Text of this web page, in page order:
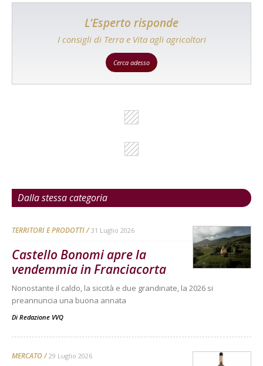
L'Esperto risponde
I consigli di Terra e Vita agli agricoltori
Cerca adesso
Dalla stessa categoria
TERRITORI E PRODOTTI 31 Luglio 2026
Castello Bonomi apre la
vendemmia in Franciacorta
Nonostante il caldo, la siccità e due grandinate, la 2026 si
preannuncia una buona annata
Di Redazione VVQ
MERCATO 29 Luglio 2026